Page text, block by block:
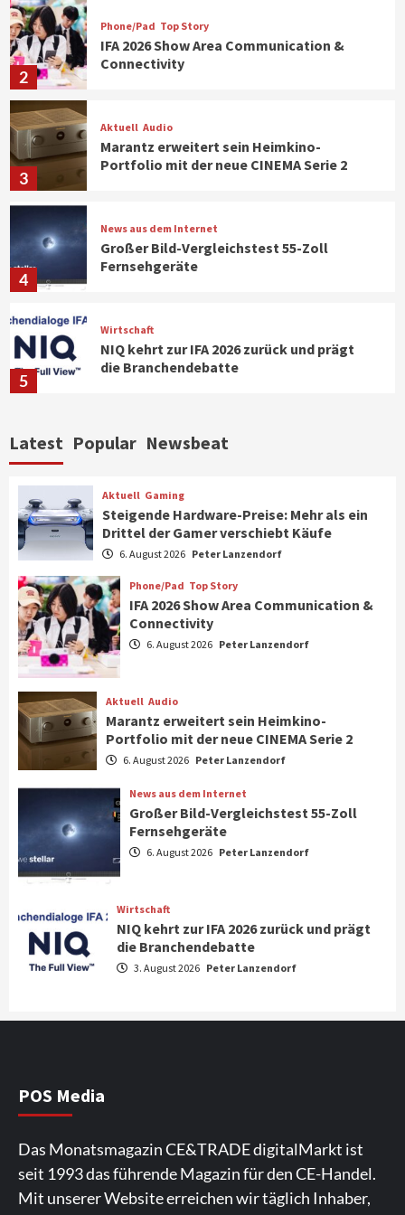
2
Phone/Pad Top Story
IFA 2026 Show Area Communication &
Connectivity
3
Aktuell Audio
Marantz erweitert sein Heimkino-
Portfolio mit der neue CINEMA Serie 2
4
News aus dem Internet
Großer Bild-Vergleichstest 55-Zoll
Fernsehgeräte
5
Wirtschaft
NIQ kehrt zur IFA 2026 zurück und prägt
die Branchendebatte
6
CHERRY baut Vertriebsteam in
7
Smart Living Top Story
Verbraucher setzen immer mehr auf
1
Aktuell
Steigende Hardware-Preise: Mehr als ein
Drittel der Gamer verschiebt Käufe
2
Phone/Pad Top Story
IFA 2026 Show Area Communication &
Connectivity
Aktuell Audio
Marantz erweitert sein Heimkino-
Portfolio mit der neue CINEMA Serie 2
News aus dem Internet
Großer Bild-Vergleichstest 55-Zoll
Fernsehgeräte
5
6
CHERRY baut Vertriebsteam in
strategisch wichtigen Märkten aus
Latest Popular Newsbeat
Aktuell Gaming
Steigende Hardware-Preise: Mehr als ein
Drittel der Gamer verschiebt Käufe
6. August 2026 Peter Lanzendorf
Phone/Pad Top Story
IFA 2026 Show Area Communication &
Connectivity
6. August 2026 Peter Lanzendorf
Aktuell Audio
Marantz erweitert sein Heimkino-
Portfolio mit der neue CINEMA Serie 2
6. August 2026 Peter Lanzendorf
News aus dem Internet
Großer Bild-Vergleichstest 55-Zoll
Fernsehgeräte
6. August 2026 Peter Lanzendorf
Wirtschaft
NIQ kehrt zur IFA 2026 zurück und prägt
die Branchendebatte
3. August 2026 Peter Lanzendorf
POS Media
Das Monatsmagazin CE&TRADE digitalMarkt ist
seit 1993 das führende Magazin für den CE-Handel.
Mit unserer Website erreichen wir täglich Inhaber,